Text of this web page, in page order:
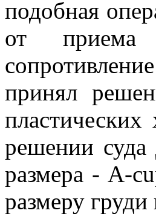
подобная
от приема
принял
решении суда
размера ‑ A-
размеру